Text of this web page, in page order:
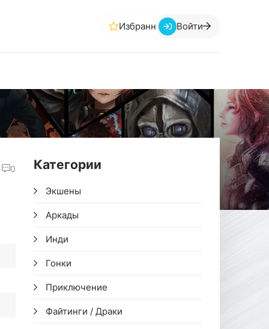
Избранное Войти
0 Категории
Экшены
Аркады
Инди
Гонки
Приключение
Файтинги / Драки